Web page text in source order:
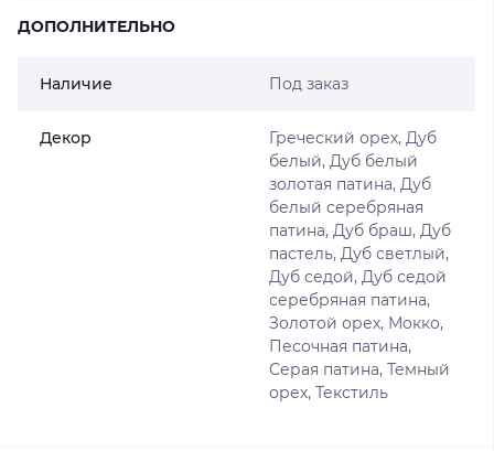
ДОПОЛНИТЕЛЬНО
Наличие Под заказ
Декор
Греческий орех, Дуб
белый, Дуб белый
золотая патина, Дуб
белый серебряная
патина, Дуб браш, Дуб
пастель, Дуб светлый,
Дуб седой, Дуб седой
серебряная патина,
Золотой орех, Мокко,
Песочная патина,
Серая патина, Темный
орех, Текстиль